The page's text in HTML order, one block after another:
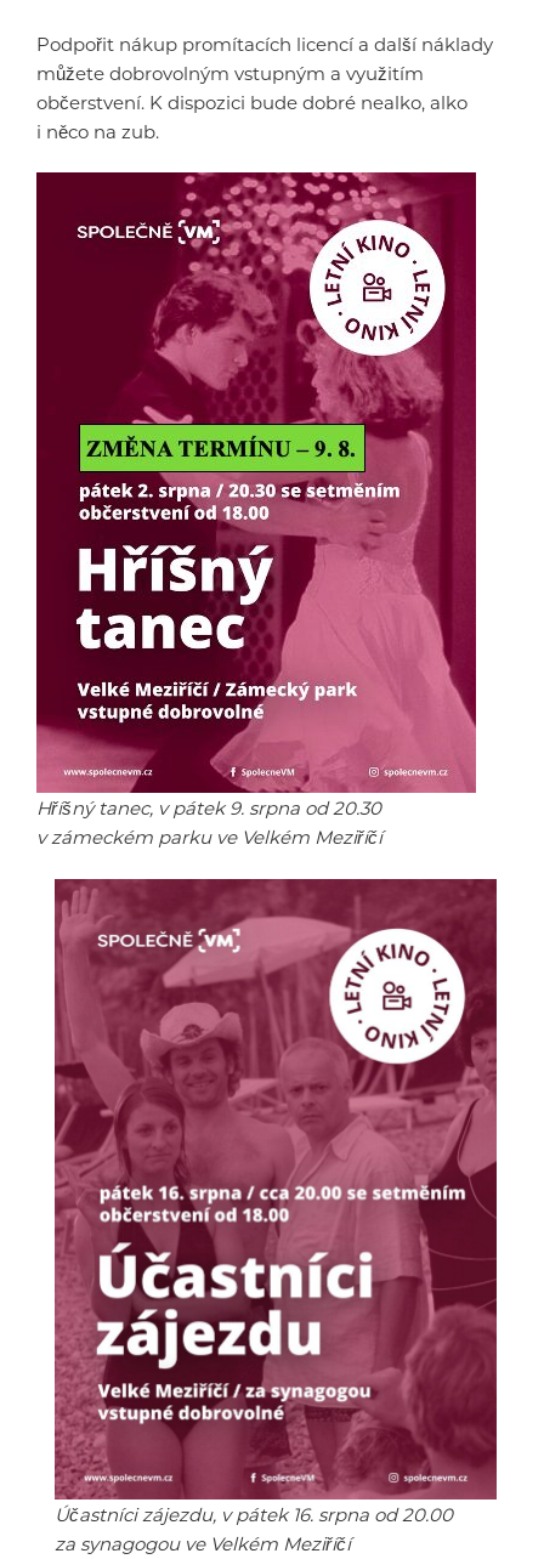
Podpořit nákup promítacích licencí a další náklady
můžete dobrovolným vstupným a využitím
občerstvení. K dispozici bude dobré nealko, alko
i něco na zub.
Hříšný tanec, v pátek 9. srpna od 20.30
v zámeckém parku ve Velkém Meziříčí
Účastníci zájezdu, v pátek 16. srpna od 20.00
za synagogou ve Velkém Meziříčí